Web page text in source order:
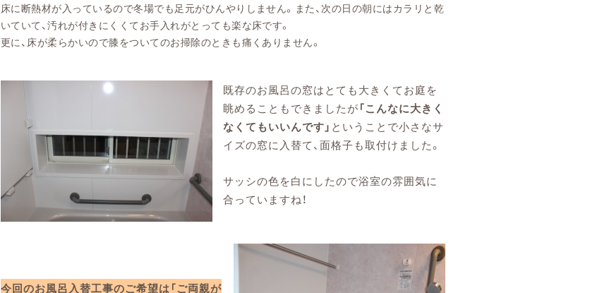
床に断熱材が入っているので冬場でも足元がひんやりしません。また、次の日の朝にはカラリと乾
いていて、汚れが付きにくくてお手入れがとっても楽な床です。
更に、床が柔らかいので膝をついてのお掃除のときも痛くありません。
既存のお風呂の窓はとても大きくてお庭を
眺めることもできましたが「こんなに大きく
なくてもいいんです」 ということで小さなサ
イズの窓に入替て、面格子も取付けました。
サッシの色を白にしたので浴室の雰囲気に
合っていますね！
今回のお風呂入替工事のご希望は「ご両親が